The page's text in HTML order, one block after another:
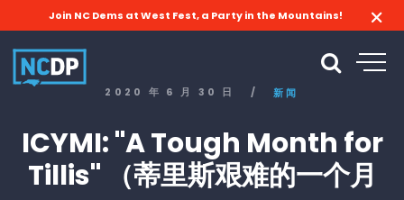
Join NC Dems at West Fest, a Party in the Mountains!
2020 年 6 月 30 日 / 新闻
ICYMI: "A Tough Month for
Tillis" （蒂里斯艰难的一个月